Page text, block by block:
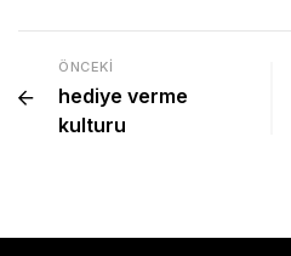
ÖNCEKI
hediye verme
kulturu